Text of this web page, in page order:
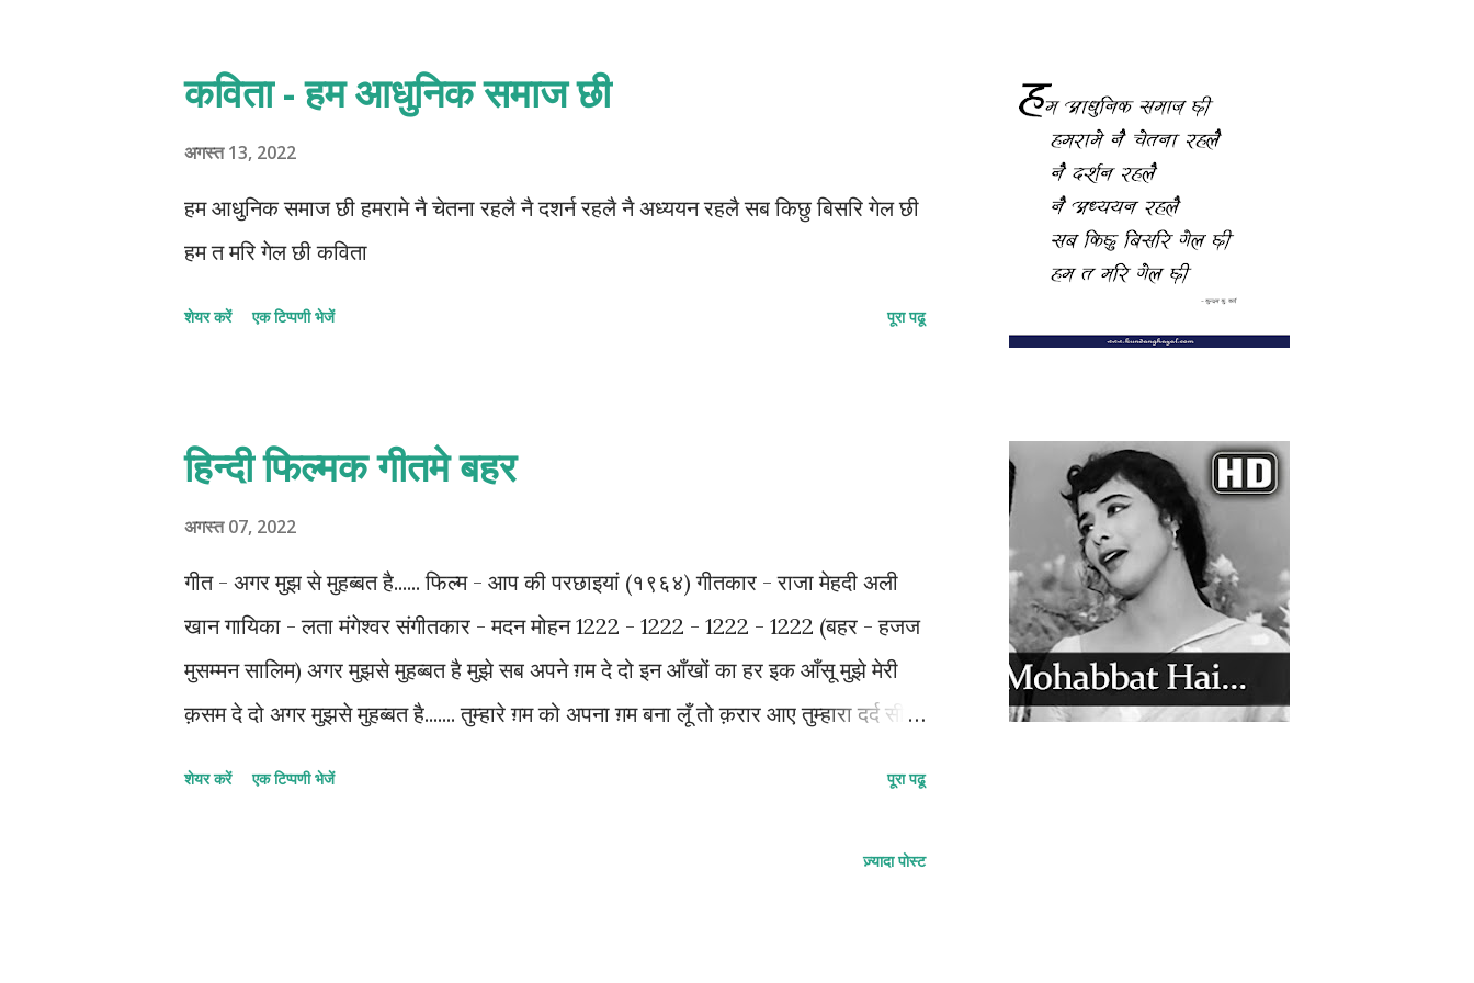
कविता - हम आधुनिक समाज छी
अगस्त 13, 2022
हम आधुनिक समाज छी हमरामे नै चेतना रहलै नै दशर्न रहलै नै अध्ययन रहलै सब किछु बिसरि गेल छी
हम त मरि गेल छी कविता
शेयर करें एक टिप्पणी भेजें पूरा पढू
हिन्दी फिल्मक गीतमे बहर
अगस्त 07, 2022
गीत - अगर मुझ से मुहब्बत है...... फिल्म - आप की परछाइयां (१९६४) गीतकार - राजा मेहदी अली
खान गायिका - लता मंगेश्वर संगीतकार - मदन‌ मोहन‌ 1222 - 1222 - 1222 - 1222 (बहर - हजज
मुसम्मन सालिम) अगर मुझसे मुहब्बत है मुझे सब अपने ग़म दे दो इन आँखों का हर इक आँसू मुझे मेरी
क़सम दे दो अगर मुझसे मुहब्बत है....... तुम्हारे ग़म को अपना ग़म बना लूँ तो क़रार आए तुम्हारा दर्द सीने
तड़प इस दिल की थोड़ी सी मुझे मेरे सनम दे दो अगर मुझसे मुहब्बत है....... इन आँखों में ना अब मुझको
शेयर करें एक टिप्पणी भेजें पूरा पढू
ज़्यादा पोस्ट